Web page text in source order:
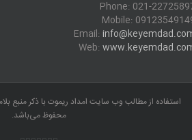
Phone: 021-
Mobile:
Email:
Web:
استفاده از مطالب وب سایت امداد ریموت با ذکر منبع
محفوظ می‌باشد.